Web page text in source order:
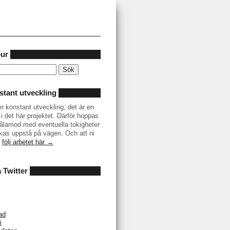
utveckling
konstant utveckling, det är en
det här projektet. Därför hoppas
med eventuella tokigheter
uppstå på vägen. Och att ni
följ arbetet här →
Twitter